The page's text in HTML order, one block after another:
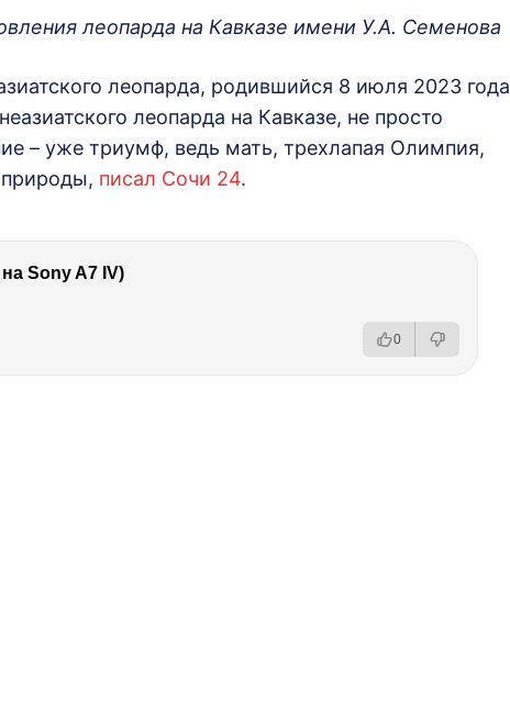
леопарда на Кавказе имени У.А. Семенова
леопарда, родившийся 8 июля 2023 года
леопарда на Кавказе, не просто
– уже триумф, ведь мать, трехлапая Олимпия,
писал Сочи 24.
Sony A7 IV)
0